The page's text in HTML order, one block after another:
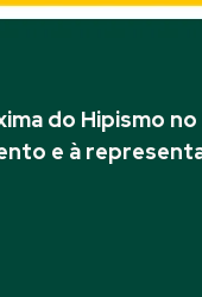
do Hipismo
e à